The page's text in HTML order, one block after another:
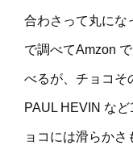
合わさって丸にな
で調べてAmzon
べるが、チョコそ
PAUL HEVIN な
ョコには滑らか